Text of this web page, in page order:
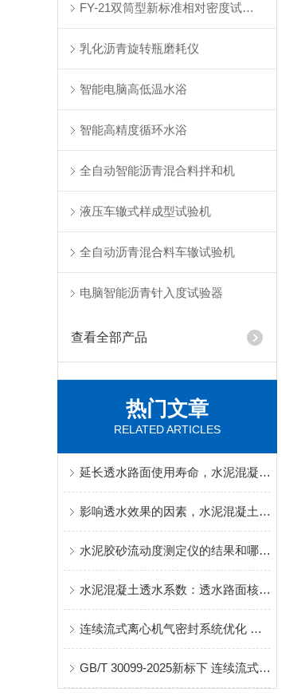
FY-21双筒型新标准相对密度试验仪
乳化沥青旋转瓶磨耗仪
智能电脑高低温水浴
智能高精度循环水浴
全自动智能沥青混合料拌和机
液压车辙式样成型试验机
全自动沥青混合料车辙试验机
电脑智能沥青针入度试验器
查看全部产品
热门文章
RELATED ARTICLES
延长透水路面使用寿命，水泥混凝土透水系数现场复检技巧
影响透水效果的因素，水泥混凝土透水系数高低成因分析
水泥胶砂流动度测定仪的结果和哪些方面有关
水泥混凝土透水系数：透水路面核心性能指标检测方法详解
连续流式离心机气密封系统优化 满足高洁净/有毒介质工况新标要求
GB/T 30099-2025新标下 连续流式离心机转鼓动平衡校验的技术规范与实操要点